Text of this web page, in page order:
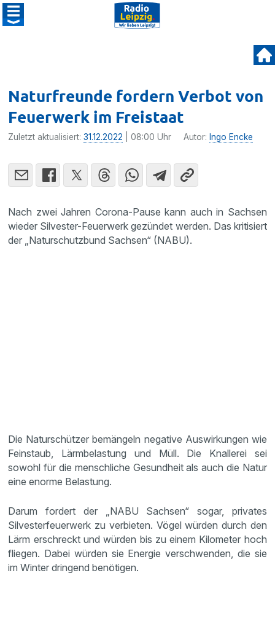
Naturfreunde fordern Verbot von
Feuerwerk im Freistaat
Zuletzt aktualisiert:31.12.2022 | 08:00 Uhr Autor: Ingo Encke
Nach zwei Jahren Corona-Pause kann auch in Sachsen
wieder Silvester-Feuerwerk gezündet werden. Das kritisiert
der „Naturschutzbund Sachsen“ (NABU).
Die Naturschützer bemängeln negative Auswirkungen wie
Feinstaub, Lärmbelastung und Müll. Die Knallerei sei
sowohl für die menschliche Gesundheit als auch die Natur
eine enorme Belastung.
Darum fordert der „NABU Sachsen“ sogar, privates
Silvesterfeuerwerk zu verbieten. Vögel würden durch den
Lärm erschreckt und würden bis zu einem Kilometer hoch
fliegen. Dabei würden sie Energie verschwenden, die sie
im Winter dringend benötigen.